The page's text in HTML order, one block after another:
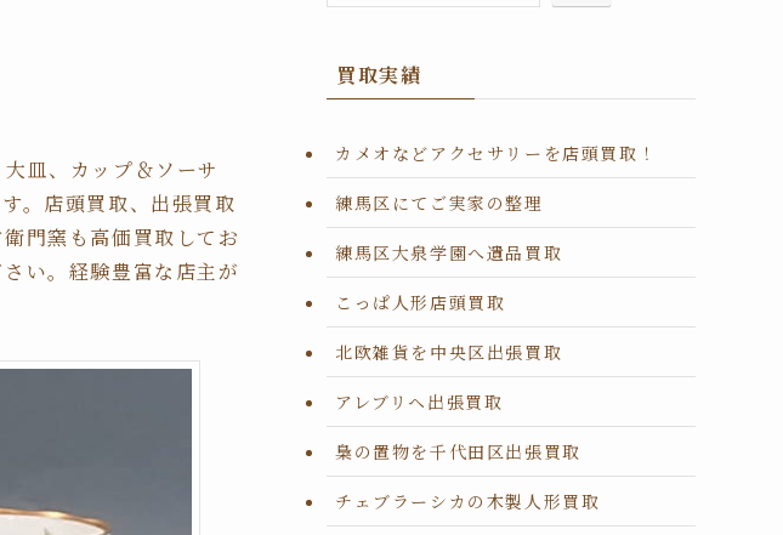
皿、カップ＆ソーサ
。店頭買取、出張買取
門窯も高価買取してお
い。経験豊富な店主が
買取実績
カメオなどアクセサリーを店頭買取！
練馬区にてご実家の整理
練馬区大泉学園へ遺品買取
こっぱ人形店頭買取
北欧雑貨を中央区出張買取
アレブリヘ出張買取
梟の置物を千代田区出張買取
チェブラーシカの木製人形買取